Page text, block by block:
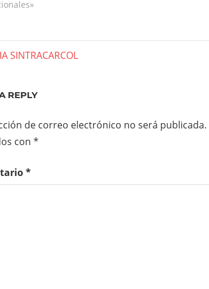
SINTRACARCOL
REPLY
de correo electrónico no será publicada.
con *
*